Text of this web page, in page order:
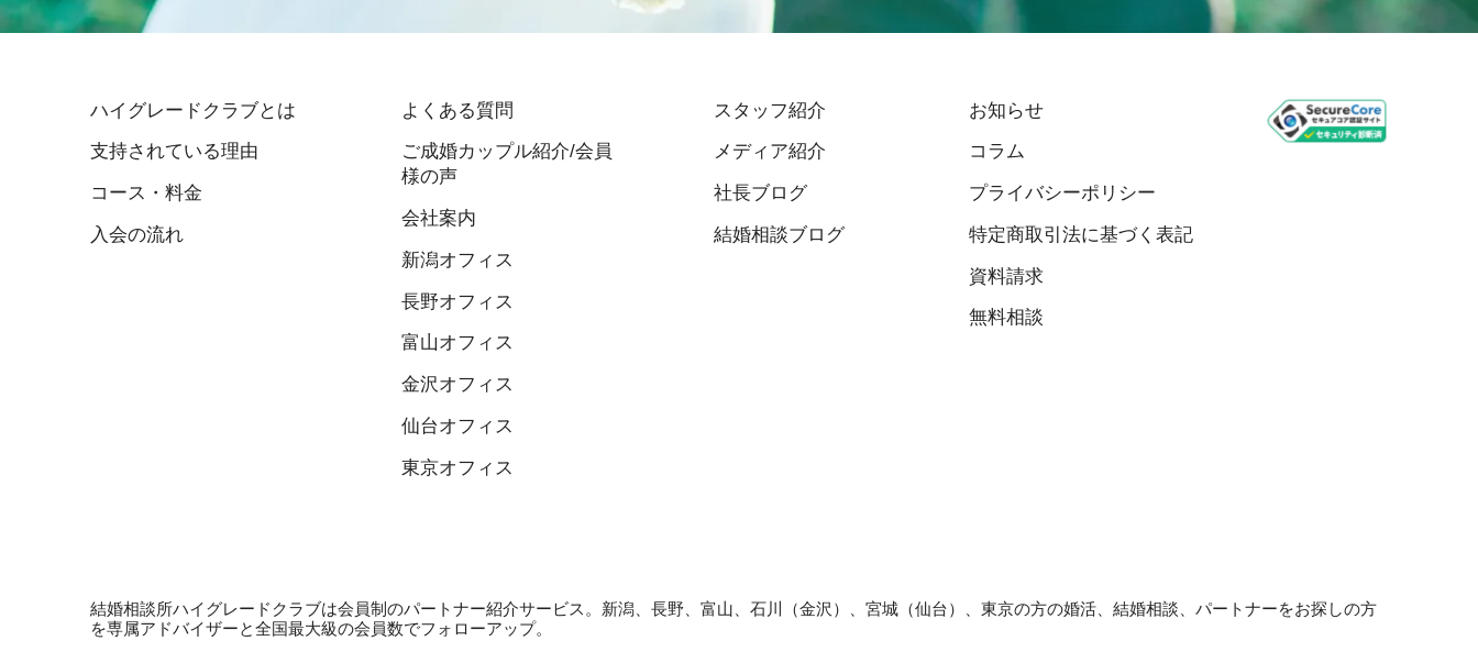
ハイグレードクラブとは
支持されている理由
コース・料金
入会の流れ
よくある質問
ご成婚カップル紹介/会員
様の声
会社案内
新潟オフィス
長野オフィス
富山オフィス
金沢オフィス
仙台オフィス
東京オフィス
スタッフ紹介
メディア紹介
社長ブログ
結婚相談ブログ
お知らせ
コラム
プライバシーポリシー
特定商取引法に基づく表記
資料請求
無料相談
結婚相談所ハイグレードクラブは会員制のパートナー紹介サービス。新潟、長野、富山、石川（金沢）、宮城（仙台）、東京の方の婚活、結婚相談、パートナーをお探しの方
を専属アドバイザーと全国最大級の会員数でフォローアップ。